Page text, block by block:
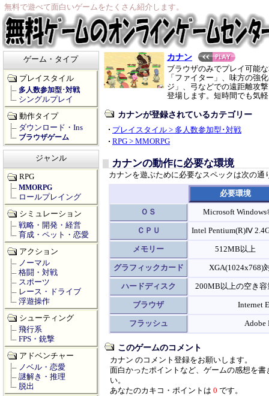
無料で遊べて面白いゲームをたくさん紹介します。
カナン
ブラウザのみでプレイ可能
「ファイター」、味方の強
ジ」、弓などでの遠距離攻
登場します。短時間でも気
カナンが登録されているカテゴリー
プレイスタイル > 多人数参加型･対戦
RPG > MMORPG
カナンの動作に必要な環境
カナンを遊ぶために必要なスペックは次の通
必要環境
ＯＳ Microsoft
ＣＰＵ Intel Pentium(R)Ⅳ
メモリー 512MB以上
グラフィックカード XGA(1024x768)
ハードディスク 200MB以上の空き容
ブラウザ Internet
フラッシュ Adobe
このゲームのコメント
カナン のコメント登録をお願いします。
面白かったポイントなど、ゲームの感想を書
い。
あなたのカキコ・ポイントは 0 です。
ゲーム・タイプ
プレイスタイル
多人数参加型･対戦
シングルプレイ
動作タイプ
ダウンロード・Ins
ブラウザゲーム
ジャンル
RPG
MMORPG
ロールプレイング
シミュレーション
戦略・開発・経営
育成・ペット・恋愛
アクション
ノーマル
格闘・対戦
スポーツ
レース・ドライブ
浮遊操作
シューティング
飛行系
FPS・銃撃
アドベンチャー
ノベル・恋愛
謎解き・推理
脱出